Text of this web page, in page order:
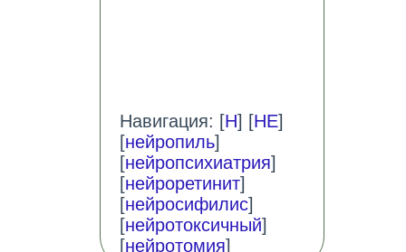
Навигация: [Н] [НЕ]
[нейропиль]
[нейропсихиатрия]
[нейроретинит]
[нейросифилис]
[нейротоксичный]
[нейротомия]